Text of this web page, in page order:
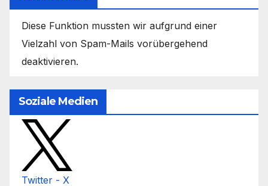
Diese Funktion mussten wir aufgrund einer
Vielzahl von Spam-Mails vorübergehend
deaktivieren.
Soziale Medien
Twitter - X